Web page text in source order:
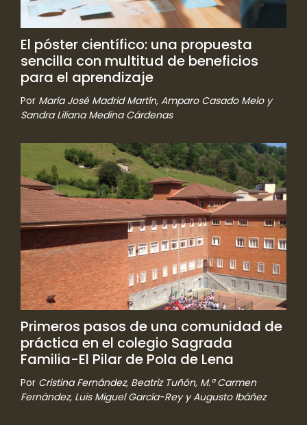
El póster científico: una propuesta
sencilla con multitud de beneficios
para el aprendizaje
Por María José Madrid Martín, Amparo Casado Melo y
Sandra Liliana Medina Cárdenas
Primeros pasos de una comunidad de
práctica en el colegio Sagrada
Familia-El Pilar de Pola de Lena
Por Cristina Fernández, Beatriz Tuñón, M.ª Carmen
Fernández, Luis Miguel García-Rey y Augusto Ibáñez